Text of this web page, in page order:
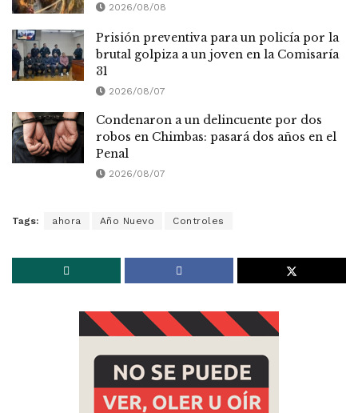
2026/08/08
Prisión preventiva para un policía por la
brutal golpiza a un joven en la Comisaría
31
2026/08/07
Condenaron a un delincuente por dos
robos en Chimbas: pasará dos años en el
Penal
2026/08/07
Tags: ahora Año Nuevo Controles